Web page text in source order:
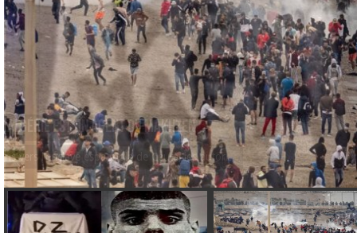
Crise de Ceuta : l’accusateur de l’Algérie est un agent du
À la suite de l’afflux de jeunes Marocains vers l’enclave espagnole